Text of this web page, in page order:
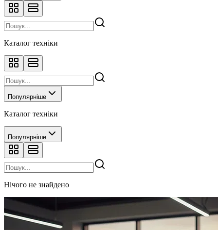
Каталог техніки
Популярніше
Каталог техніки
Популярніше
Нічого не знайдено